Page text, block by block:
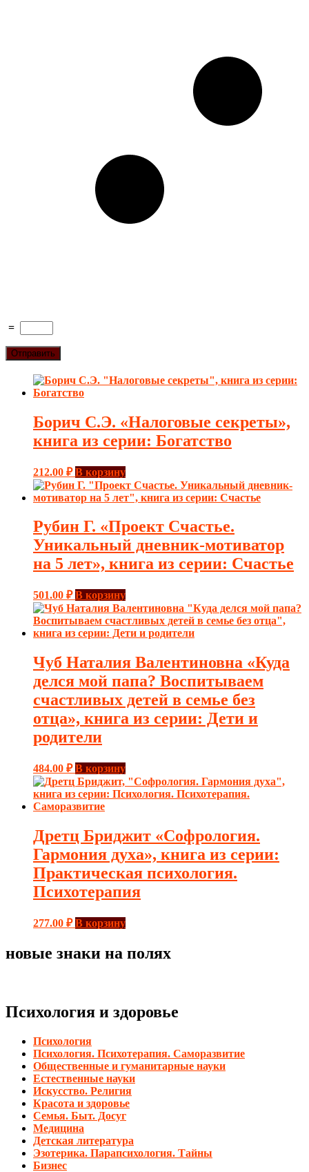
=
Борич С.Э. «Налоговые секреты»,
книга из серии: Богатство
212.00 ₽ В корзину
Рубин Г. «Проект Счастье.
Уникальный дневник-мотиватор
на 5 лет», книга из серии: Счастье
501.00 ₽ В корзину
Чуб Наталия Валентиновна «Куда
делся мой папа? Воспитываем
счастливых детей в семье без
отца», книга из серии: Дети и
родители
484.00 ₽ В корзину
Дретц Бриджит «Софрология.
Гармония духа», книга из серии:
Практическая психология.
Психотерапия
277.00 ₽ В корзину
новые знаки на полях
Психология и здоровье
Психология
Психология. Психотерапия. Саморазвитие
Общественные и гуманитарные науки
Естественные науки
Искусство. Религия
Красота и здоровье
Семья. Быт. Досуг
Медицина
Детская литература
Эзотерика. Парапсихология. Тайны
Бизнес